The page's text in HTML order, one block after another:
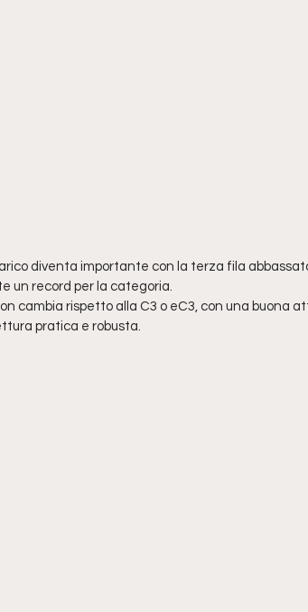
diventa importante con la terza fila
un record per la categoria.
cambia rispetto alla C3 o eC3, con una buona
pratica e robusta.